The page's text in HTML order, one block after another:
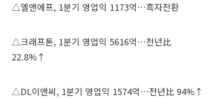
△엘앤에프, 1분기 영업익 1173억…흑자전환
△크래프톤, 1분기 영업익 5616억…전년比
22.8%↑
△DL이앤씨, 1분기 영업익 1574억…전년比 94%↑